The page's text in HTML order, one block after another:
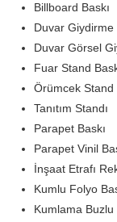
Billboard Baskı
Duvar Giydirme
Duvar Görsel
Fuar Stand
Örümcek Stand
Tanıtım Standı
Parapet Baskı
Parapet Vinil
İnşaat Etrafı
Kumlu Folyo
Kumlama Buzlu